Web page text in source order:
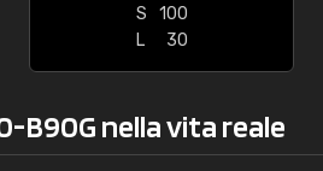
S
100
L
30
B90G nella vita reale